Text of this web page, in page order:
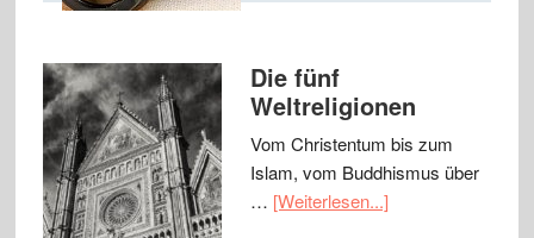
Die fünf
Weltreligionen
Vom Christentum bis zum
Islam, vom Buddhismus über
… [Weiterlesen...]